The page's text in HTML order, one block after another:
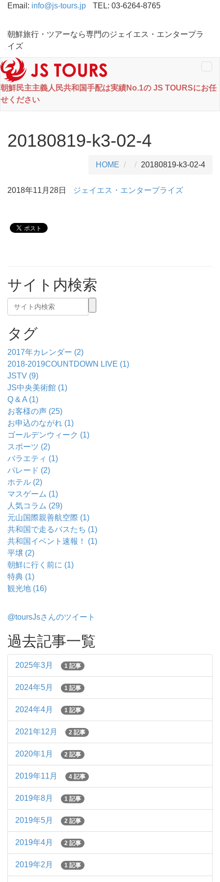
Email: info@js-tours.jp TEL: 03-6264-8765
朝鮮旅行・ツアーなら専門のジェイエス・エンタープラ
イズ
朝鮮民主主義人民共和国手配は実績No.1の JS TOURSにお任
せください
20180819-k3-02-4
HOME 20180819-k3-02-4
2018年11月28日 ジェイエス・エンタープライズ
サイト内検索
タグ
2017年カレンダー (2)
2018-2019COUNTDOWN LIVE (1)
JSTV (9)
JS中央美術館 (1)
Q & A (1)
お客様の声 (25)
お申込のながれ (1)
ゴールデンウィーク (1)
スポーツ (2)
バラエティ (1)
パレード (2)
ホテル (2)
マスゲーム (1)
人気コラム (29)
元山国際親善航空際 (1)
共和国で走るバスたち (1)
共和国イベント速報！ (1)
平壌 (2)
朝鮮に行く前に (1)
特典 (1)
観光地 (16)
@toursJsさんのツイート
過去記事一覧
2025年3月 1 記事
2024年5月 1 記事
2024年4月 1 記事
2021年12月 2 記事
2020年1月 2 記事
2019年11月 4 記事
2019年8月 1 記事
2019年5月 2 記事
2019年4月 2 記事
2019年2月 1 記事